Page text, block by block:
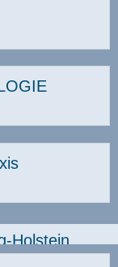
Holstein